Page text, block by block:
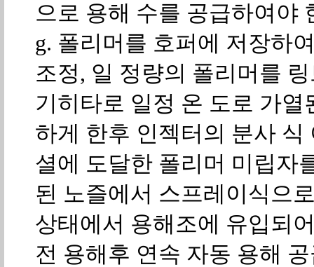
으로 용해 수를 공급하여야
g. 폴리머를 호퍼에 저장하
조정, 일 정량의 폴리머를
기히타로 일정 온 도로 가
하게 한후 인젝터의 분사
셜에 도달한 폴리머 미립자
된 노즐에서 스프레이식으
상태에서 용해조에 유입되
전 용해후 연속 자동 용해